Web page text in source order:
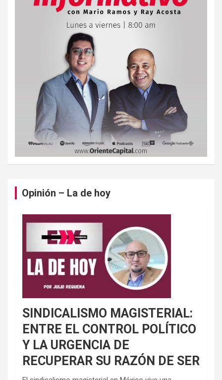
Opinión – La de hoy
SINDICALISMO MAGISTERIAL:
ENTRE EL CONTROL POLÍTICO
Y LA URGENCIA DE
RECUPERAR SU RAZÓN DE SER